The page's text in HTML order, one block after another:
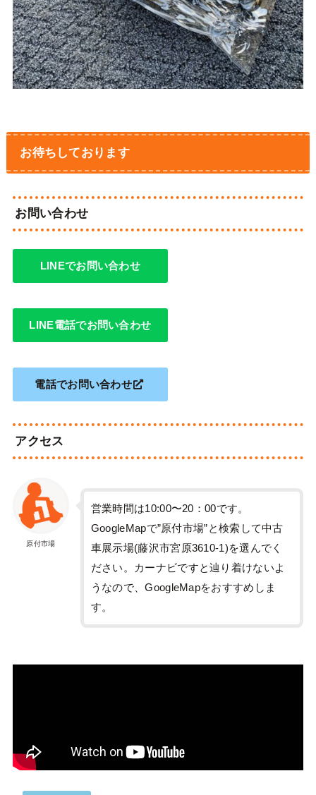
お待ちしております
お問い合わせ
LINEでお問い合わせ
LINE電話でお問い合わせ
電話でお問い合わせ
アクセス
原付市場
営業時間は10:00〜20：00です。
GoogleMapで”原付市場”と検索して中古
車展示場(藤沢市宮原3610-1)を選んでく
ださい。カーナビですと辿り着けないよ
うなので、GoogleMapをおすすめしま
す。